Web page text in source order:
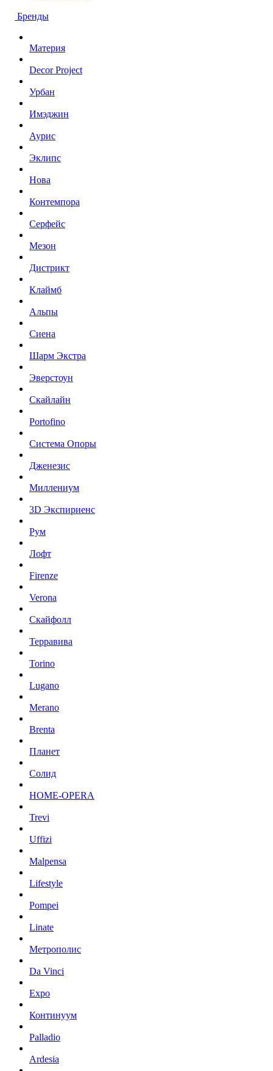
Бренды
Материя
Decor Project
Урбан
Имэджин
Аурис
Эклипс
Нова
Контемпора
Серфейс
Мезон
Дистрикт
Клаймб
Альпы
Сиена
Шарм Экстра
Эверстоун
Скайлайн
Portofino
Система Опоры
Дженезис
Миллениум
3D Экспириенс
Рум
Лофт
Firenze
Verona
Скайфолл
Терравива
Torino
Lugano
Merano
Brenta
Планет
Солид
HOME-OPERA
Trevi
Uffizi
Malpensa
Lifestyle
Pompei
Linate
Метрополис
Da Vinci
Expo
Континуум
Palladio
Ardesia